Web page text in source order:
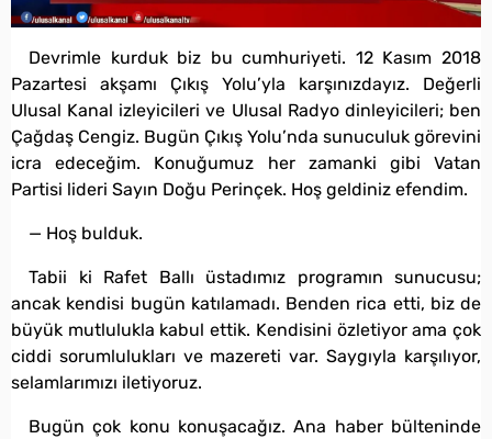
Devrimle kurduk biz bu cumhuriyeti. 12 Kasım 2018
Pazartesi akşamı Çıkış Yolu’yla karşınızdayız. Değerli
Ulusal Kanal izleyicileri ve Ulusal Radyo dinleyicileri; ben
Çağdaş Cengiz. Bugün Çıkış Yolu’nda sunuculuk görevini
icra edeceğim. Konuğumuz her zamanki gibi Vatan
Partisi lideri Sayın Doğu Perinçek. Hoş geldiniz efendim.
— Hoş bulduk.
Tabii ki Rafet Ballı üstadımız programın sunucusu;
ancak kendisi bugün katılamadı. Benden rica etti, biz de
büyük mutlulukla kabul ettik. Kendisini özletiyor ama çok
ciddi sorumlulukları ve mazereti var. Saygıyla karşılıyor,
selamlarımızı iletiyoruz.
Bugün çok konu konuşacağız. Ana haber bülteninde